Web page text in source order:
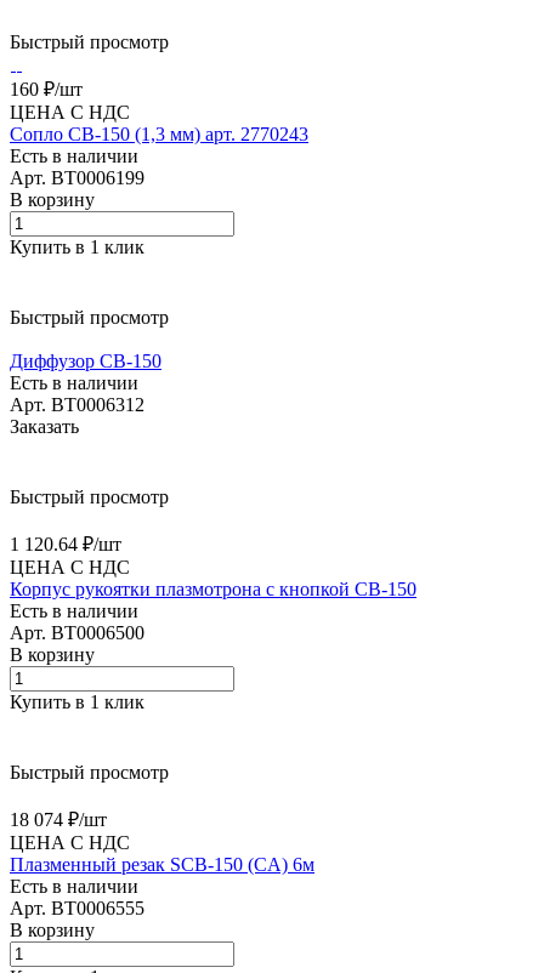
Быстрый просмотр
160 ₽/шт
ЦЕНА С НДС
Сопло CB-150 (1,3 мм) арт. 2770243
Есть в наличии
Арт. BT0006199
В корзину
Купить в 1 клик
Быстрый просмотр
Диффузор CB-150
Есть в наличии
Арт. BT0006312
Заказать
Быстрый просмотр
1 120.64 ₽/шт
ЦЕНА С НДС
Корпус рукоятки плазмотрона с кнопкой CB-150
Есть в наличии
Арт. BT0006500
В корзину
Купить в 1 клик
Быстрый просмотр
18 074 ₽/шт
ЦЕНА С НДС
Плазменный резак SCB-150 (CA) 6м
Есть в наличии
Арт. BT0006555
В корзину